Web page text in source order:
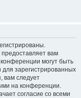
предоставляет вам
могут быть
зарегистрированных
вам следует
на конференции.
согласие со всеми